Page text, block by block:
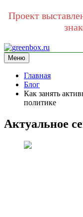
Проект
Перейти
к
содержимому
greenbox.ru
сайт про экологию
Меню
Главная
Блог
Как занять
политике
Актуальное